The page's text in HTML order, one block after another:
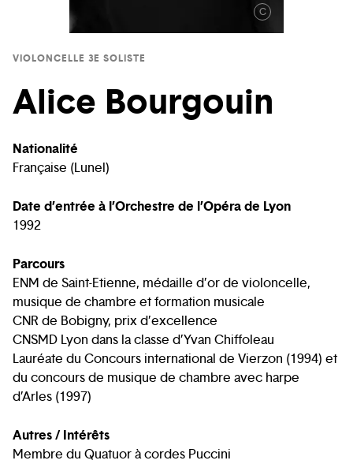
VIOLONCELLE 3E SOLISTE
Alice Bourgouin
Nationalité
Française (Lunel)
Date d’entrée à l’Orchestre de l’Opéra de Lyon
1992
Parcours
ENM de Saint-Etienne, médaille d’or de violoncelle,
musique de chambre et formation musicale
CNR de Bobigny, prix d’excellence
CNSMD Lyon dans la classe d’Yvan Chiffoleau
Lauréate du Concours international de Vierzon (1994) et
du concours de musique de chambre avec harpe
d’Arles (1997)
Autres / Intérêts
Membre du Quatuor à cordes Puccini
C